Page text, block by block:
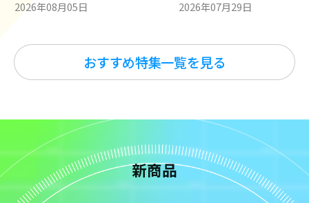
2026年08月05日 2026年07月29日
おすすめ特集一覧を見る
新商品